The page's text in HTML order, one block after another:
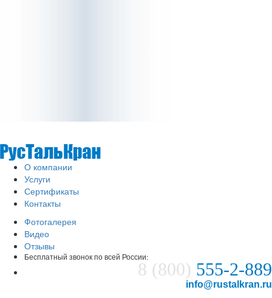
О компании
Услуги
Сертификаты
Контакты
Фотогалерея
Видео
Отзывы
Бесплатный звонок по всей России:
8 (800) 555-2-889
info@rustalkran.ru